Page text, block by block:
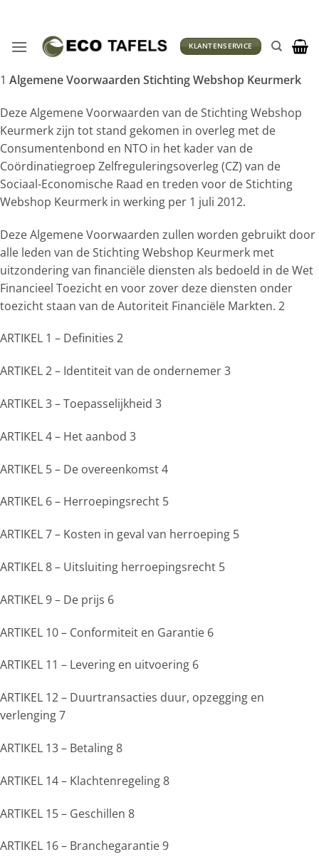
inhoud
KLANTENSERVICE
1 Algemene Voorwaarden Stichting Webshop Keurmerk
Deze Algemene Voorwaarden van de Stichting Webshop
Keurmerk zijn tot stand gekomen in overleg met de
Consumentenbond en NTO in het kader van de
Coördinatiegroep Zelfreguleringsoverleg (CZ) van de
Sociaal-Economische Raad en treden voor de Stichting
Webshop Keurmerk in werking per 1 juli 2012.
Deze Algemene Voorwaarden zullen worden gebruikt door
alle leden van de Stichting Webshop Keurmerk met
uitzondering van financiële diensten als bedoeld in de Wet
Financieel Toezicht en voor zover deze diensten onder
toezicht staan van de Autoriteit Financiële Markten. 2
ARTIKEL 1 – Definities 2
ARTIKEL 2 – Identiteit van de ondernemer 3
ARTIKEL 3 – Toepasselijkheid 3
ARTIKEL 4 – Het aanbod 3
ARTIKEL 5 – De overeenkomst 4
ARTIKEL 6 – Herroepingsrecht 5
ARTIKEL 7 – Kosten in geval van herroeping 5
ARTIKEL 8 – Uitsluiting herroepingsrecht 5
ARTIKEL 9 – De prijs 6
ARTIKEL 10 – Conformiteit en Garantie 6
ARTIKEL 11 – Levering en uitvoering 6
ARTIKEL 12 – Duurtransacties duur, opzegging en
verlenging 7
ARTIKEL 13 – Betaling 8
ARTIKEL 14 – Klachtenregeling 8
ARTIKEL 15 – Geschillen 8
ARTIKEL 16 – Branchegarantie 9